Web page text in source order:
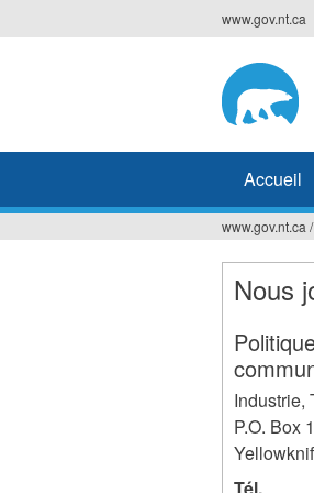
to
www.gov.nt.ca
Accueil
Vous
êtes
www.gov.nt.ca /
Nous
Industrie,
P.O. Box